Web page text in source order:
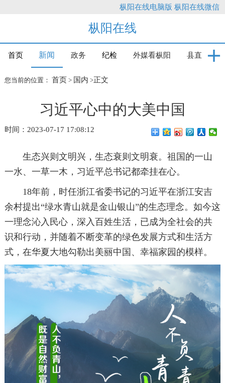
枞阳在线电脑版 枞阳在线微信
枞阳在线
首页 新闻 政务 纪检 外媒看枞阳 县直
您当前的位置： 首页 > 国内 >正文
习近平心中的大美中国
时间：2023-07-17 17:08:12
生态兴则文明兴，生态衰则文明衰。祖国的一山
一水、一草一木，习近平总书记都牵挂在心。
18年前，时任浙江省委书记的习近平在浙江安吉
余村提出“绿水青山就是金山银山”的生态理念。如今这
一理念沁入民心，深入百姓生活，已成为全社会的共
识和行动，并随着不断变革的绿色发展方式和生活方
式，在华夏大地勾勒出美丽中国、幸福家园的模样。